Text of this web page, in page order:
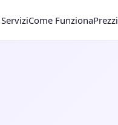
ServiziCome FunzionaPrezzi